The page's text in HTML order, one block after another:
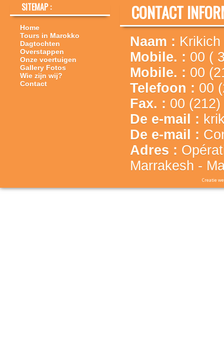
SITEMAP :
Home
Tours in Marokko
Dagtochten
Overstappen
Onze voertuigen
Gallery Fotos
Wie zijn wij?
Contact
CONTACT
Naam :
Mobile. : 00 (
Mobile. : 00
Telefoon : 00
Fax. : 00
De e-mail :
De e-mail :
Adres :
Marrakesh -
Creatie